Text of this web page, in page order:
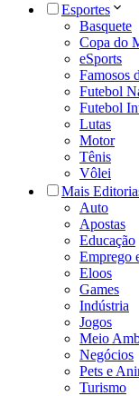
Esportes
Basquete
Copa do
eSports
Famosos
Futebol
Futebol
Lutas
Motor
Tênis
Vôlei
Mais
Auto
Apostas
Educação
Emprego
Eloos
Games
Indústria
Jogos
Meio
Negócios
Pets e
Turismo